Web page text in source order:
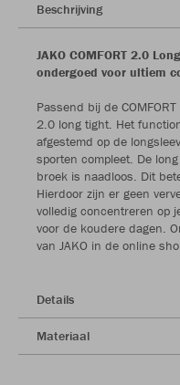
Beschrijving
JAKO COMFORT 2.0
ondergoed voor ultiem
Passend bij de
2.0 long tight. Het
afgestemd op de
sporten compleet. De
broek is naadloos. Dit
Hierdoor zijn er geen
volledig concentreren op
voor de koudere dagen.
van JAKO in de online
Details
Materiaal